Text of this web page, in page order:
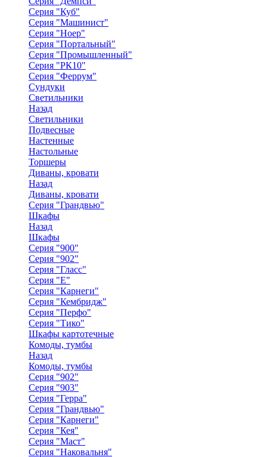
Серия "Куб"
Серия "Машинист"
Серия "Ноер"
Серия "Портальный"
Серия "Промышленный"
Серия "РК10"
Серия "Феррум"
Сундуки
Светильники
Назад
Светильники
Подвесные
Настенные
Настольные
Торшеры
Диваны, кровати
Назад
Диваны, кровати
Серия "Грандвью"
Шкафы
Назад
Шкафы
Серия "900"
Серия "902"
Серия "Гласс"
Серия "Е"
Серия "Карнеги"
Серия "Кембридж"
Серия "Перфо"
Серия "Тико"
Шкафы картотечные
Комоды, тумбы
Назад
Комоды, тумбы
Серия "902"
Серия "903"
Серия "Герра"
Серия "Грандвью"
Серия "Карнеги"
Серия "Кея"
Серия "Маст"
Серия "Наковальня"